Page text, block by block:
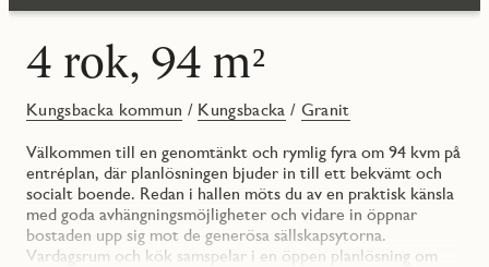
4 rok, 94 m²
Kungsbacka kommun / Kungsbacka / Granit
Välkommen till en genomtänkt och rymlig fyra om 94 kvm på
entréplan, där planlösningen bjuder in till ett bekvämt och
socialt boende. Redan i hallen möts du av en praktisk känsla
med goda avhängningsmöjligheter och vidare in öppnar
bostaden upp sig mot de generösa sällskapsytorna.
Vardagsrum och kök samspelar i en öppen planlösning om